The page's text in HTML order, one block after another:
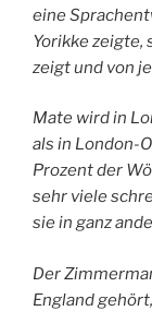
eine
Yorikke zeigte,
zeigt und von
Mate wird in
als in London-
Prozent der
sehr viele
sie in ganz
Der
England